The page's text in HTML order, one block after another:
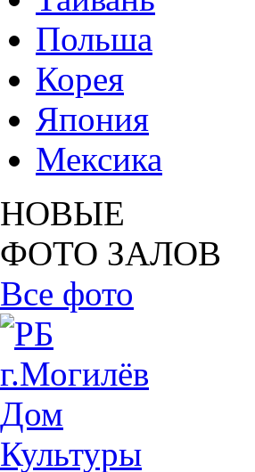
Польша
Корея
Япония
Мексика
НОВЫЕ
ФОТО ЗАЛОВ
Все фото